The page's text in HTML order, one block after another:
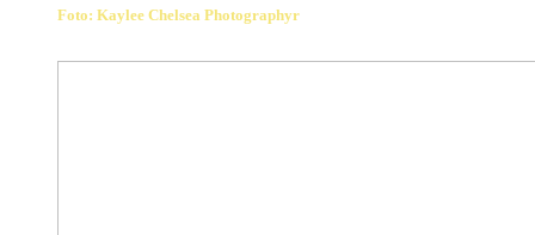
Foto: Kaylee Chelsea Photographyr